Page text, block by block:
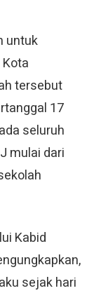
untuk
tersebut
17
seluruh
mulai dari
Kabid
sejak hari